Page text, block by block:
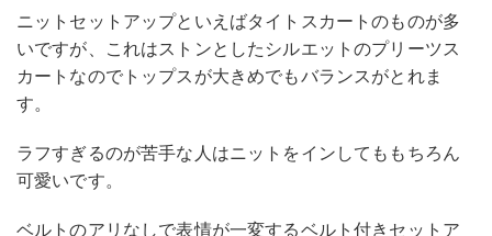
ニットセットアップといえばタイトスカートのものが多
いですが、これはストンとしたシルエットのプリーツス
カートなのでトップスが大きめでもバランスがとれま
す。
ラフすぎるのが苦手な人はニットをインしてももちろん
可愛いです。
ベルトのアリなしで表情が一変するベルト付きセットア